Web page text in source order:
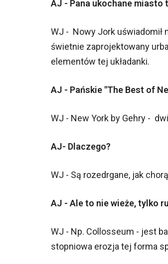
AJ - Pana ukochane miasto
WJ - Nowy Jork uświadomił
świetnie zaprojektowany
elementów tej układanki.
AJ - Pańskie "The Best of
WJ - New York by Gehry -
AJ- Dlaczego?
WJ - Są rozedrgane, jak
AJ - Ale to nie wieże, tylko
WJ - Np. Collosseum - jest
stopniowa erozja tej forma